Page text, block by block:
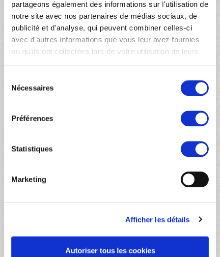
partageons également des informations sur l'utilisation de
notre site avec nos partenaires de médias sociaux, de
publicité et d'analyse, qui peuvent combiner celles-ci
avec d'autres informations que vous leur avez fournies
ou qu'ils ont collectées lors de votre utilisation de leurs
Nécessaires
Préférences
Statistiques
Marketing
Afficher les détails
Autoriser tous les cookies
BÉNÉVOLE 28.02.2024
Ici, vous pouvez aussi envoyer vos offres spontanées
de bénévolat. Merci pour votre intérêt à soutenir
Chez Médecins du Monde nous nous engageons
santé effectif pour toutes et tous, en toute
L’engagement citoyen et le bénévolat sont le cœur de
notre modèle associatif. En devenant bénévole chez